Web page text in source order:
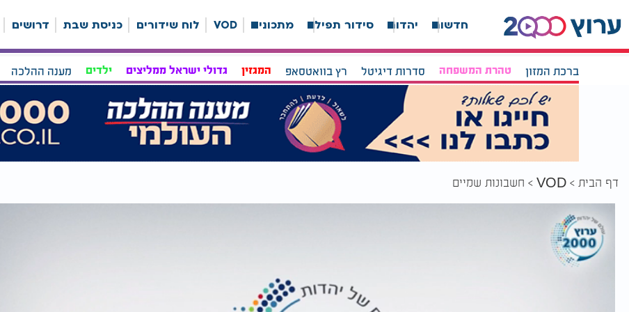
חדשות יהדות סידור תפילה מתכונים VOD לוח שידורים כניסת שבת דרושים
ברכת המזון טהרת המשפחה סדרות דיגיטל רץ בוואטסאפ המגזין גדולי ישראל ממליצים ילדים מענה ההלכה
דף הבית VOD חשבונות שמיים